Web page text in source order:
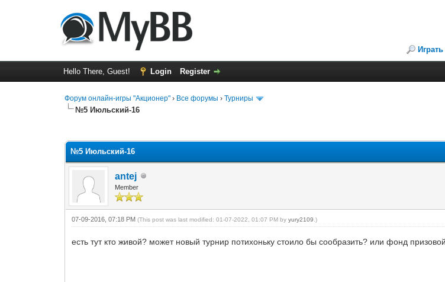
Hello There, Guest! Login Register
Форум онлайн-игры "Акционер" › Все форумы ›Турниры
№5 Июльский-16
№5 Июльский-16
antej
Member
07-09-2016, 07:18 PM(This post was last modified: 01-07-2022, 01:07 PM byyury2109 .)
есть тут кто живой? может новый турнир потихоньку стоило бы сообразить? или фонд